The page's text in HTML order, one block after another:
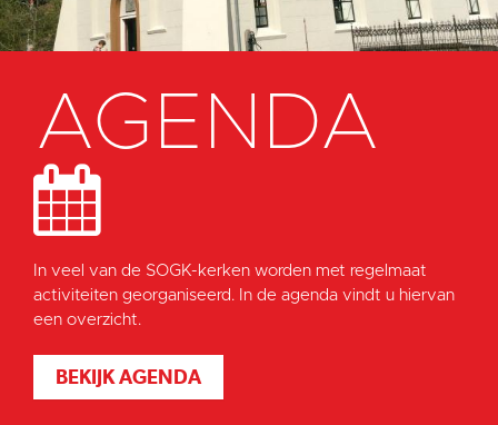
AGENDA
In veel van de SOGK-kerken worden met regelmaat
activiteiten georganiseerd. In de agenda vindt u hiervan
een overzicht.
BEKIJK AGENDA